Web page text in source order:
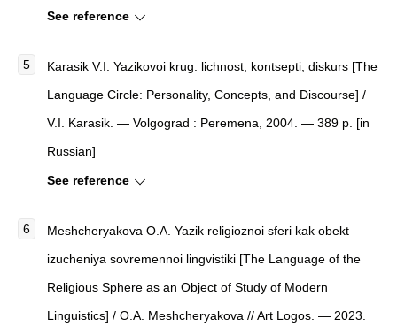
See reference
Karasik V.I. Yazikovoi krug: lichnost, kontsepti, diskurs [The
Language Circle: Personality, Concepts, and Discourse] /
V.I. Karasik. — Volgograd : Peremena, 2004. — 389 p. [in
Russian]
See reference
Meshcheryakova O.A. Yazik religioznoi sferi kak obekt
izucheniya sovremennoi lingvistiki [The Language of the
Religious Sphere as an Object of Study of Modern
Linguistics] / O.A. Meshcheryakova // Art Logos. — 2023.